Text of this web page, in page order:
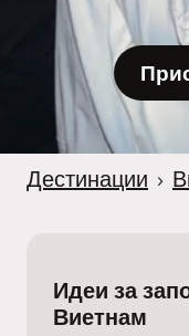
Дестинации ›
Идеи за
Виетнам